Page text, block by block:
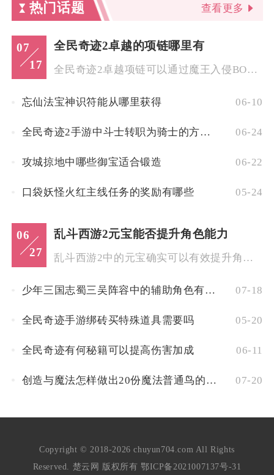
热门话题 查看更多
07
17
全民奇迹2卓越的项链哪里有
全民奇迹2卓越项链可以通过魔王入侵BOSS挑战、高阶野外首领...
忘仙法宝神识符能从哪里获得 06-10
全民奇迹2手游中斗士转职为骑士的方法是什么 06-24
攻城掠地中哪些御宝适合锻造 06-22
口袋妖怪火红主线任务的奖励有哪些 05-24
06
27
乱斗西游2元宝能否提升角色能力
乱斗西游2中的元宝确实可以有效提升角色能力，但提升效果并非直...
少年三国志蜀三吴阵容中的辅助角色有哪些推荐 07-18
全民奇迹手游绑砖买特殊道具需要吗 05-20
全民奇迹有何秘籍可以提高伤害加成 06-11
创造与魔法怎样做出20份魔法普通鸟的饲料 07-20
Copyright © 2018-2026 chuyun704.com All Rights
Reserved. 楚云网 版权所有 鄂ICP备2021007137号-31